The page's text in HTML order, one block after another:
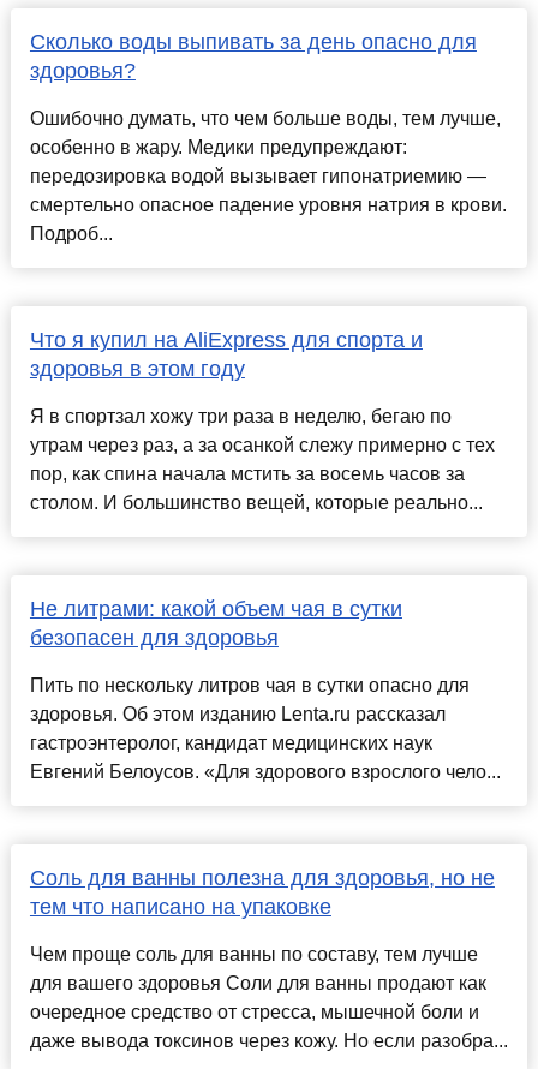
Сколько воды выпивать за день опасно для
здоровья?
Ошибочно думать, что чем больше воды, тем лучше,
особенно в жару. Медики предупреждают:
передозировка водой вызывает гипонатриемию —
смертельно опасное падение уровня натрия в крови.
Подроб...
Что я купил на AliExpress для спорта и
здоровья в этом году
Я в спортзал хожу три раза в неделю, бегаю по
утрам через раз, а за осанкой слежу примерно с тех
пор, как спина начала мстить за восемь часов за
столом. И большинство вещей, которые реально...
Не литрами: какой объем чая в сутки
безопасен для здоровья
Пить по нескольку литров чая в сутки опасно для
здоровья. Об этом изданию Lenta.ru рассказал
гастроэнтеролог, кандидат медицинских наук
Евгений Белоусов. «Для здорового взрослого чело...
Соль для ванны полезна для здоровья, но не
тем что написано на упаковке
Чем проще соль для ванны по составу, тем лучше
для вашего здоровья Соли для ванны продают как
очередное средство от стресса, мышечной боли и
даже вывода токсинов через кожу. Но если разобра...